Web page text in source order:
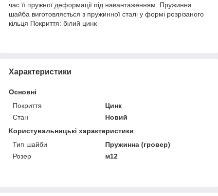
час її пружної деформації під навантаженням. Пружинна
шайба виготовляється з пружинної сталі у формі розрізаного
кільця Покриття: білий цинк
Характеристики
Основні
Покриття
Цинк
Стан
Новий
Користувальницькі характеристики
Тип шайби
Пружинна (гровер)
Розер
м12